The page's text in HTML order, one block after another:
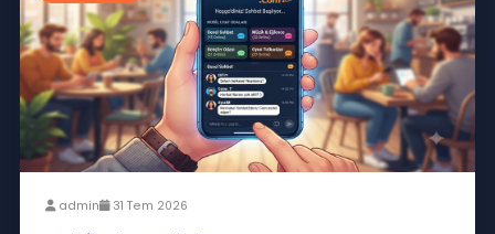
Devamını Oku
Mobil Chat